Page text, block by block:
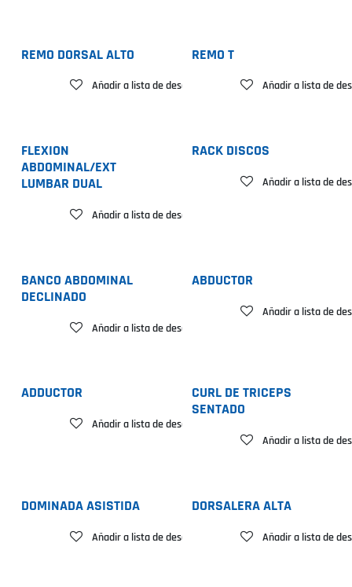
REMO DORSAL ALTO
Añadir a lista de deseos
REMO T
Añadir a lista de
FLEXION
ABDOMINAL/EXT
LUMBAR DUAL
Añadir a lista de deseos
RACK DISCOS
Añadir a lista de
BANCO ABDOMINAL
DECLINADO
Añadir a lista de deseos
ABDUCTOR
Añadir a lista de
ADDUCTOR
Añadir a lista de deseos
CURL DE TRICEPS
SENTADO
Añadir a lista de
DOMINADA ASISTIDA
Añadir a lista de deseos
DORSALERA ALTA
Añadir a lista de